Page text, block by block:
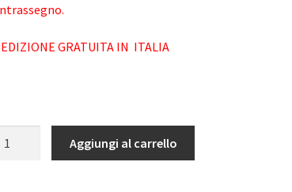
GRATUITA IN ITALIA
Aggiungi al carrello